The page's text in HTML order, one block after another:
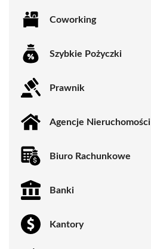
Coworking
Szybkie Pożyczki
Prawnik
Agencje Nieruchomości
Biuro Rachunkowe
Banki
Kantory